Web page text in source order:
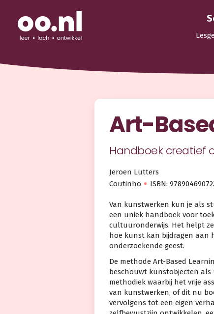
Art-
Handboek creatief
Jeroen Lutters
Coutinho
ISBN:
Van kunstwerken kun je als
een uniek handboek voor
cultuuronderwijs. Het helpt
hoe kunst kan bijdragen aan
onderzoekende geest.
De methode Art-Based
beschouwt kunstobjecten als
methodiek waarbij het vrije
van kunstwerken, of dit nu
vervolgens tot een eigen